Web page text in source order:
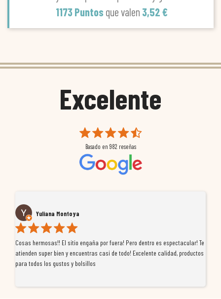
1173 Puntos que valen 3,52 €
Excelente
Basado en 982 reseñas
Yuliana Montoya
Cosas hermosas!! El sitio engaña por fuera! Pero dentro es espectacular! Te
atienden super bien y encuentras casi de todo! Excelente calidad, productos
para todos los gustos y bolsillos